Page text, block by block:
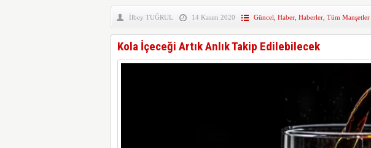
İlbey TUĞRUL 14 Kasım 2020 Güncel Haber, Haberler, Tüm Manşetler
Kola İçeceği Artık Anlık Takip Edilebilecek